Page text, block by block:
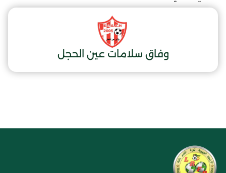
وفاق سلامات عين الحجل